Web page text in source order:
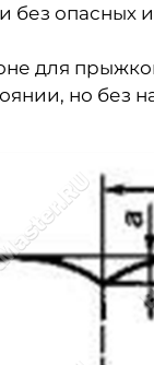
опасных
для
но без